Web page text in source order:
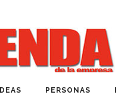
IDEAS PERSONAS